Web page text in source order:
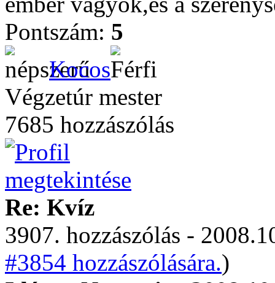
Pontszám: 5
Kocos
Végzetúr mester
7685 hozzászólás
Re: Kvíz
3907. hozzászólás -
#3854 hozzászólására.)